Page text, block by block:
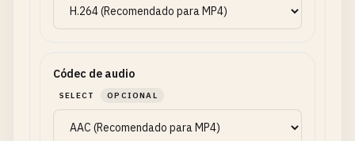
Códec de audio
SELECT OPCIONAL